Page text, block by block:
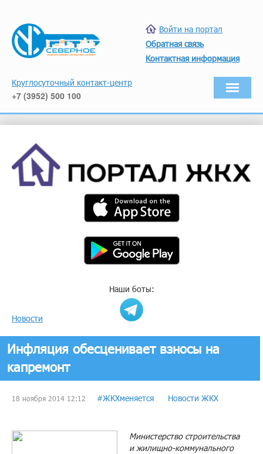
Войти на портал
Обратная связь
Контактная информация
Круглосуточный контакт-центр
+7 (3952) 500 100
Наши боты:
Новости
Инфляция обесценивает взносы на
капремонт
18 ноября 2014 12:12 #ЖКХменяется Новости ЖКХ
Министерство строительства
и жилищно-коммунального